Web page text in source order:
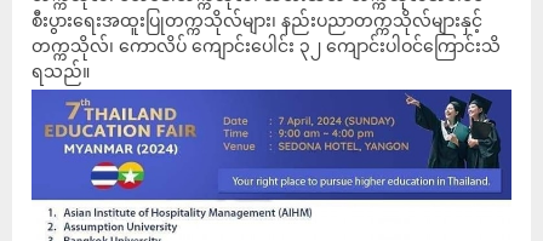
စီးပွားရေးအထူးပြုတက္ကသိုလ်များ၊ နည်းပညာတက္ကသိုလ်များနှင့်
တက္ကသိုလ်၊ ကောလိပ် ကျောင်းပေါင်း ၃၂ ကျောင်းပါဝင်ကြောင်းသိ
ရသည်။